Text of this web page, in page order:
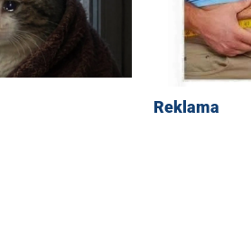
Reklama